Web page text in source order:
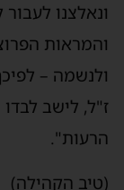
ונאלצנו
והמראות
ולנשמה –
ז"ל, לישב
הרעות".
(טיב הקהילה)